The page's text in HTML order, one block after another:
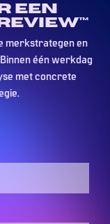
een
merkstrategen en
één werkdag
met concrete